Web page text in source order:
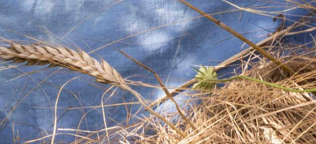
STORE
znajdziesz
autorskie
produkty
stworzone
przez
zespół